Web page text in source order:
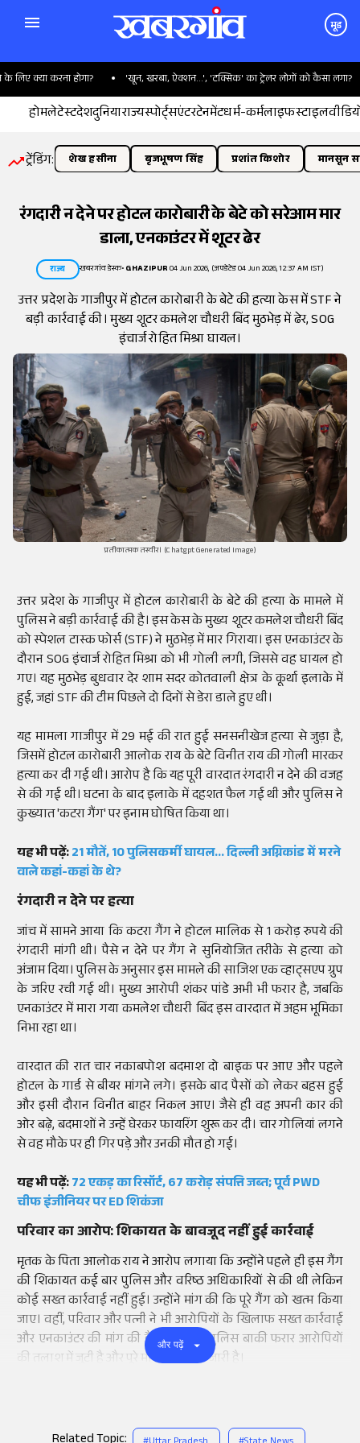
मूड
क्या करना होगा? 'खून, खरबा, ऐक्शन...', 'टक्सिक' का ट्रेलर लोगों को कैसा लगा?
होमलेटेस्टदेशदुनियाराज्यस्पोर्ट्सएंटरटेनमेंटधर्म-कर्मलाइफस्टाइल
ट्रेंडिंग: शेख हसीना बृजभूषण सिंह प्रशांत किशोर मानसून
रंगदारी न देने पर होटल कारोबारी के बेटे को सरेआम मार
डाला, एनकाउंटर में शूटर ढेर
राज्य खबरगांव डेस्क•GHAZIPUR04 Jun 2026, (अपडेटेड 04 Jun 2026, 12:37 AM IST)
उत्तर प्रदेश के गाजीपुर में होटल कारोबारी के बेटे की हत्या केस में STF ने
बड़ी कार्रवाई की। मुख्य शूटर कमलेश चौधरी बिंद मुठभेड़ में ढेर, SOG
इंचार्ज रोहित मिश्रा घायल।
प्रतीकात्मक तस्वीर। (Chatgpt Generated Image)
उत्तर प्रदेश के गाजीपुर में होटल कारोबारी के बेटे की हत्या के मामले में
पुलिस ने बड़ी कार्रवाई की है। इस केस के मुख्य शूटर कमलेश चौधरी बिंद
को स्पेशल टास्क फोर्स (STF) ने मुठभेड़ में मार गिराया। इस एनकाउंटर के
दौरान SOG इंचार्ज रोहित मिश्रा को भी गोली लगी, जिससे वह घायल हो
गए। यह मुठभेड़ बुधवार देर शाम सदर कोतवाली क्षेत्र के कूर्था इलाके में
हुई, जहां STF की टीम पिछले दो दिनों से डेरा डाले हुए थी।
यह मामला गाजीपुर में 29 मई की रात हुई सनसनीखेज हत्या से जुड़ा है,
जिसमें होटल कारोबारी आलोक राय के बेटे विनीत राय की गोली मारकर
हत्या कर दी गई थी। आरोप है कि यह पूरी वारदात रंगदारी न देने की वजह
से की गई थी। घटना के बाद इलाके में दहशत फैल गई थी और पुलिस ने
कुख्यात 'कटरा गैंग' पर इनाम घोषित किया था।
यह भी पढ़ें:21 मौतें, 10 पुलिसकर्मी घायल... दिल्ली अग्निकांड में मरने
वाले कहां-कहां के थे?
रंगदारी न देने पर हत्या
जांच में सामने आया कि कटरा गैंग ने होटल मालिक से 1 करोड़ रुपये की
रंगदारी मांगी थी। पैसे न देने पर गैंग ने सुनियोजित तरीके से हत्या को
अंजाम दिया। पुलिस के अनुसार इस मामले की साजिश एक व्हाट्सएप ग्रुप
के जरिए रची गई थी। मुख्य आरोपी शंकर पांडे अभी भी फरार है, जबकि
एनकाउंटर में मारा गया कमलेश चौधरी बिंद इस वारदात में अहम भूमिका
निभा रहा था।
वारदात की रात चार नकाबपोश बदमाश दो बाइक पर आए और पहले
होटल के गार्ड से बीयर मांगने लगे। इसके बाद पैसों को लेकर बहस हुई
और इसी दौरान विनीत बाहर निकल आए। जैसे ही वह अपनी कार की
ओर बढ़े, बदमाशों ने उन्हें घेरकर फायरिंग शुरू कर दी। चार गोलियां लगने
से वह मौके पर ही गिर पड़े और उनकी मौत हो गई।
यह भी पढ़ें:72 एकड़ का रिसॉर्ट, 67 करोड़ संपत्ति जब्त; पूर्व PWD
चीफ इंजीनियर पर ED शिकंजा
परिवार का आरोप: शिकायत के बावजूद नहीं हुई कार्रवाई
मृतक के पिता आलोक राय ने आरोप लगाया कि उन्होंने पहले ही इस गैंग
की शिकायत कई बार पुलिस और वरिष्ठ अधिकारियों से की थी लेकिन
कोई सख्त कार्रवाई नहीं हुई। उन्होंने मांग की कि पूरे गैंग को खत्म किया
जाए। वहीं, परिवार और पत्नी ने भी आरोपियों के खिलाफ सख्त कार्रवाई
और एनकाउंटर की मांग की है। फिलहाल पुलिस बाकी फरार आरोपियों
की तलाश में जुटी है और पूरे मामले की जांच जारी है।
और पढ़ें